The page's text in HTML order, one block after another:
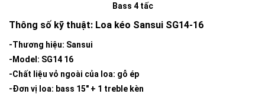
Bass 4 tấc
Thông số kỹ thuật: Loa kéo Sansui SG14-16
-Thương hiệu: Sansui
-Model: SG14 16
-Chất liệu vỏ ngoài của loa: gỗ ép
-Đơn vị loa: bass 15″ + 1 treble kèn